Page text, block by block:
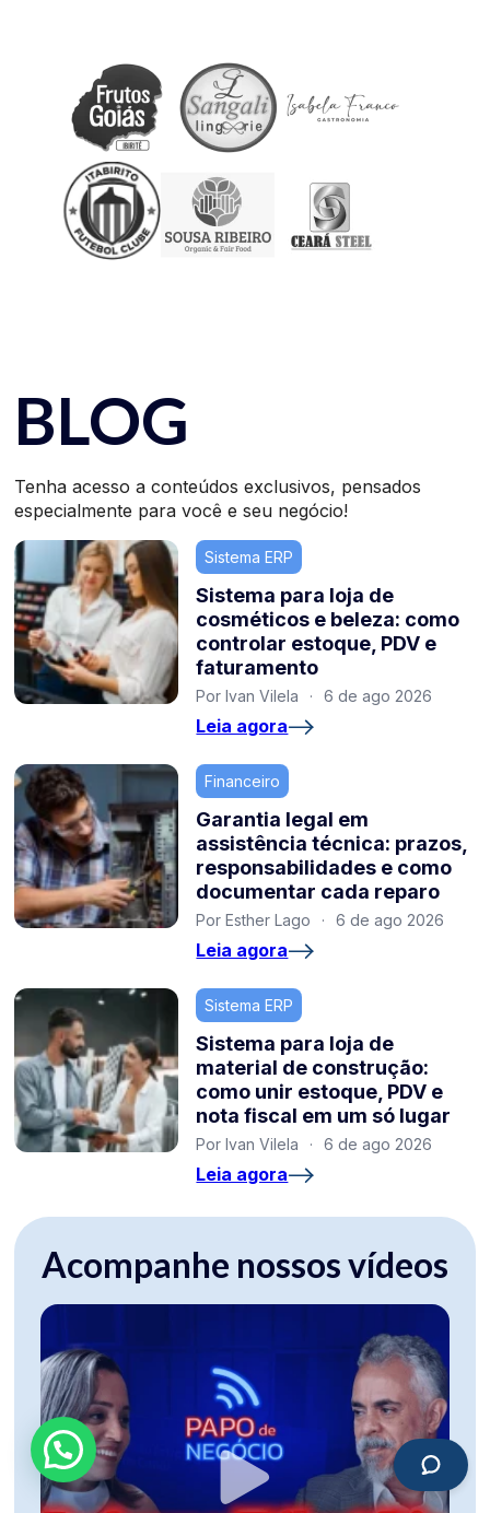
BLOG
Tenha acesso a conteúdos exclusivos, pensados
especialmente para você e seu negócio!
Sistema ERP
Sistema para loja de
cosméticos e beleza: como
controlar estoque, PDV e
faturamento
Por Ivan Vilela · 6 de ago 2026
Leia agora
Financeiro
Garantia legal em
assistência técnica: prazos,
responsabilidades e como
documentar cada reparo
Por Esther Lago · 6 de ago 2026
Leia agora
Sistema ERP
Sistema para loja de
material de construção:
como unir estoque, PDV e
nota fiscal em um só lugar
Por Ivan Vilela · 6 de ago 2026
Leia agora
Acompanhe nossos vídeos